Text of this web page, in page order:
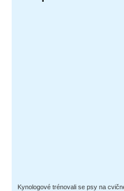
Kynologové trénovali se psy na